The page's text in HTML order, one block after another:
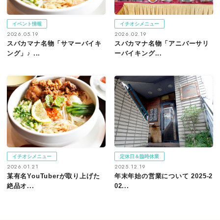
イベント情報
2026.05.19
スバカマナ名物「サマーバイキ
ング」♪ ...
イチオシメニュー
2026.02.19
スバカマナ名物「アニバーサリ
ーバイキング...
イチオシメニュー
2026.01.21
某有名YouTuberが取り上げた
絶品オ...
定休日＆臨時休業
2025.12.19
年末年始の営業について 2025-2
02...